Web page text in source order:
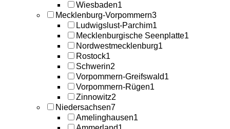
Wiesbaden1
Mecklenburg-Vorpommern3
Ludwigslust-Parchim1
Mecklenburgische Seenplatte1
Nordwestmecklenburg1
Rostock1
Schwerin2
Vorpommern-Greifswald1
Vorpommern-Rügen1
Zinnowitz2
Niedersachsen7
Amelinghausen1